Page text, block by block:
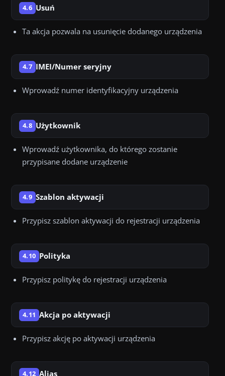
4.6 Usuń
Ta akcja pozwala na usunięcie dodanego urządzenia
4.7 IMEI/Numer seryjny
Wprowadź numer identyfikacyjny urządzenia
4.8 Użytkownik
Wprowadź użytkownika, do którego zostanie
przypisane dodane urządzenie
4.9 Szablon aktywacji
Przypisz szablon aktywacji do rejestracji urządzenia
4.10 Polityka
Przypisz politykę do rejestracji urządzenia
4.11 Akcja po aktywacji
Przypisz akcję po aktywacji urządzenia
4.12 Alias